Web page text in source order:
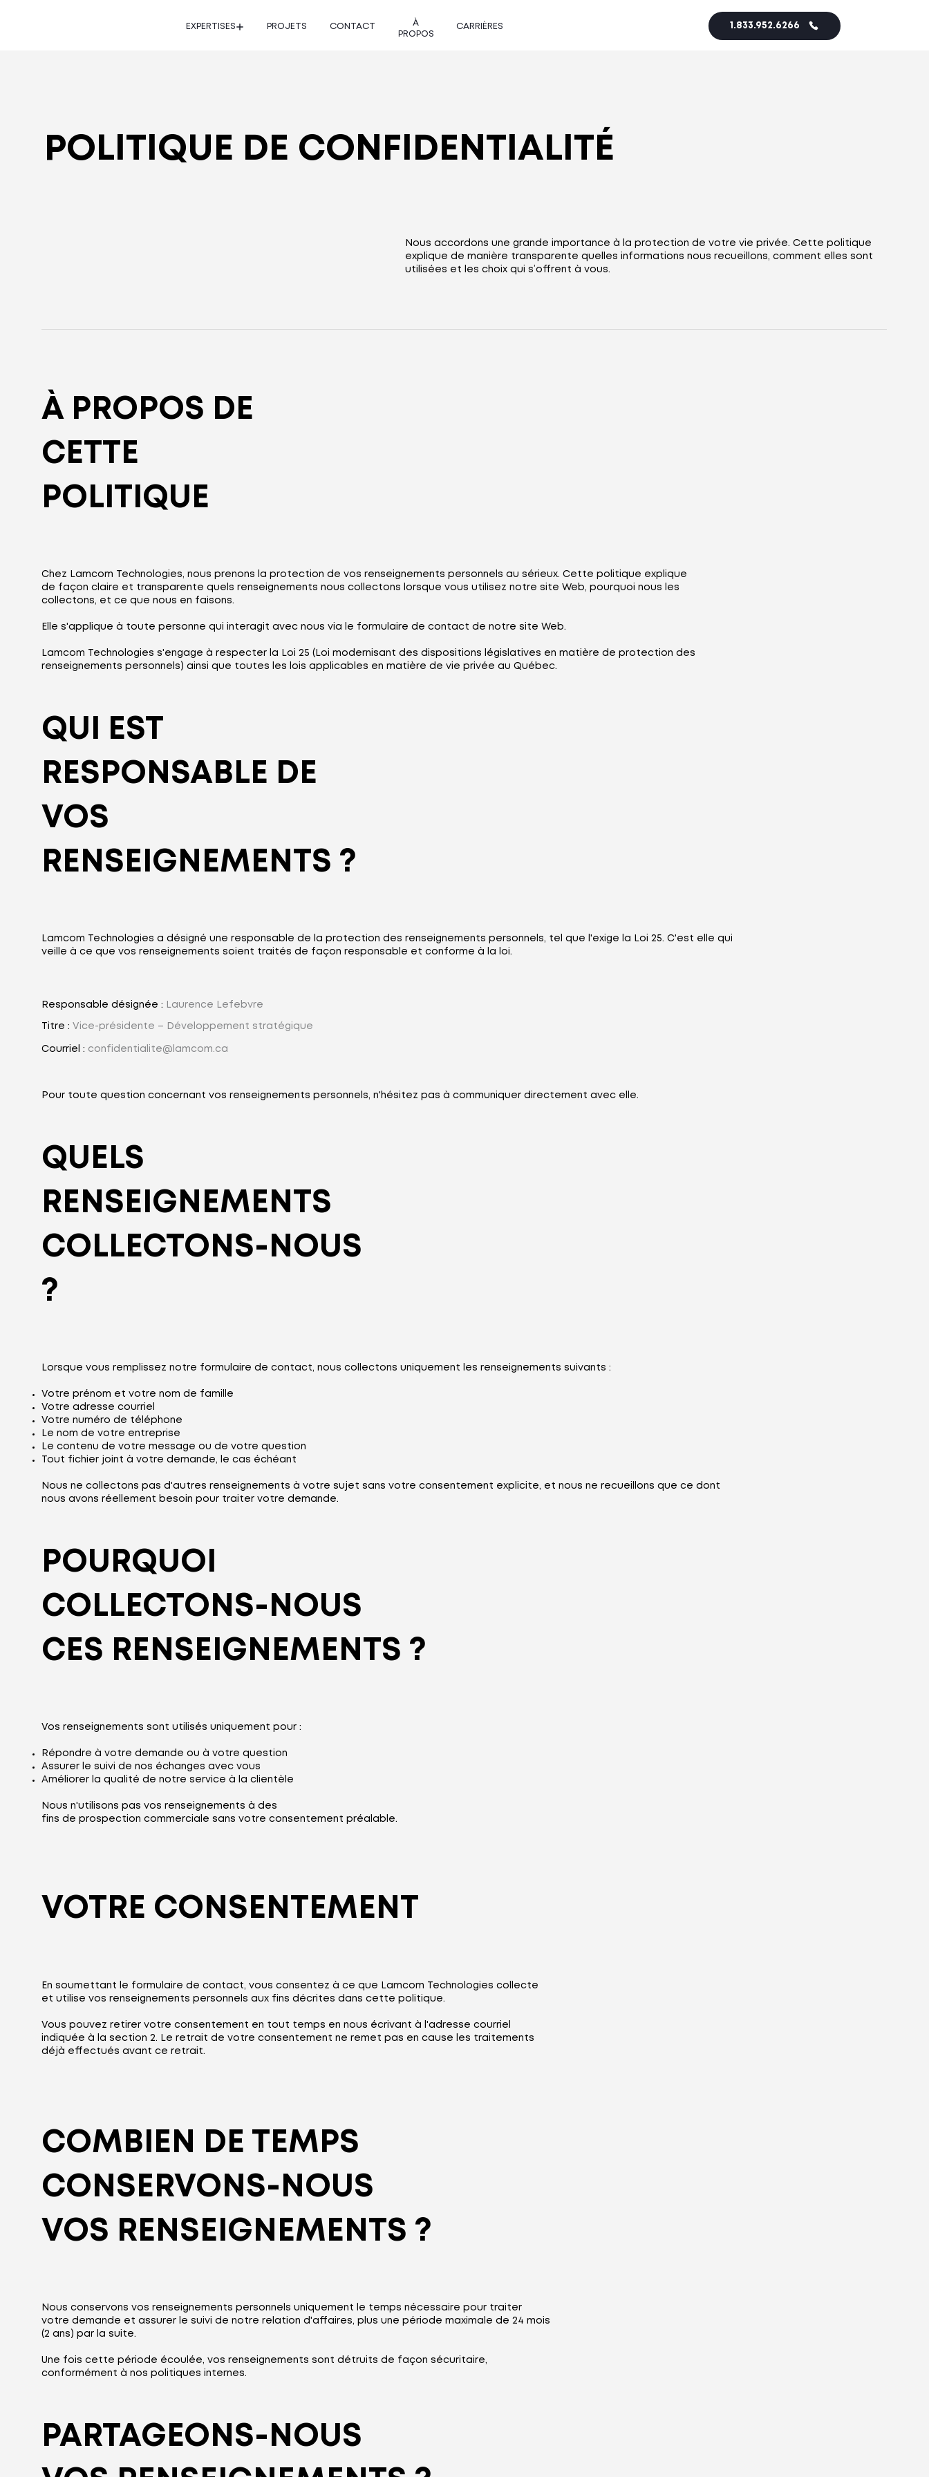
EXPERTISES PROJETS CONTACT
À
PROPOS
CARRIÈRES 1.833.952.6266
POLITIQUE DE CONFIDENTIALITÉ
Nous accordons une grande importance à la protection de votre vie privée. Cette politique
explique de manière transparente quelles informations nous recueillons, comment elles sont
utilisées et les choix qui s’offrent à vous.
À PROPOS DE
CETTE
POLITIQUE
Chez Lamcom Technologies, nous prenons la protection de vos renseignements personnels au sérieux. Cette politique explique
de façon claire et transparente quels renseignements nous collectons lorsque vous utilisez notre site Web, pourquoi nous les
collectons, et ce que nous en faisons.
Elle s'applique à toute personne qui interagit avec nous via le formulaire de contact de notre site Web.
Lamcom Technologies s'engage à respecter la Loi 25 (Loi modernisant des dispositions législatives en matière de protection des
renseignements personnels) ainsi que toutes les lois applicables en matière de vie privée au Québec.
QUI EST
RESPONSABLE DE
VOS
RENSEIGNEMENTS ?
Lamcom Technologies a désigné une responsable de la protection des renseignements personnels, tel que l'exige la Loi 25. C'est elle qui
veille à ce que vos renseignements soient traités de façon responsable et conforme à la loi.
Responsable désignée : Laurence Lefebvre
Titre : Vice-présidente – Développement stratégique
Courriel : confidentialite@lamcom.ca
Pour toute question concernant vos renseignements personnels, n'hésitez pas à communiquer directement avec elle.
QUELS
RENSEIGNEMENTS
COLLECTONS-NOUS
?
Lorsque vous remplissez notre formulaire de contact, nous collectons uniquement les renseignements suivants :
Votre prénom et votre nom de famille
Votre adresse courriel
Votre numéro de téléphone
Le nom de votre entreprise
Le contenu de votre message ou de votre question
Tout fichier joint à votre demande, le cas échéant
Nous ne collectons pas d'autres renseignements à votre sujet sans votre consentement explicite, et nous ne recueillons que ce dont
nous avons réellement besoin pour traiter votre demande.
POURQUOI
COLLECTONS-NOUS
CES RENSEIGNEMENTS ?
Vos renseignements sont utilisés uniquement pour :
Répondre à votre demande ou à votre question
Assurer le suivi de nos échanges avec vous
Améliorer la qualité de notre service à la clientèle
Nous n'utilisons pas vos renseignements à des
fins de prospection commerciale sans votre consentement préalable.
VOTRE CONSENTEMENT
En soumettant le formulaire de contact, vous consentez à ce que Lamcom Technologies collecte
et utilise vos renseignements personnels aux fins décrites dans cette politique.
Vous pouvez retirer votre consentement en tout temps en nous écrivant à l'adresse courriel
indiquée à la section 2. Le retrait de votre consentement ne remet pas en cause les traitements
déjà effectués avant ce retrait.
COMBIEN DE TEMPS
CONSERVONS-NOUS
VOS RENSEIGNEMENTS ?
Nous conservons vos renseignements personnels uniquement le temps nécessaire pour traiter
votre demande et assurer le suivi de notre relation d'affaires, plus une période maximale de 24 mois
(2 ans) par la suite.
Une fois cette période écoulée, vos renseignements sont détruits de façon sécuritaire,
conformément à nos politiques internes.
PARTAGEONS-NOUS